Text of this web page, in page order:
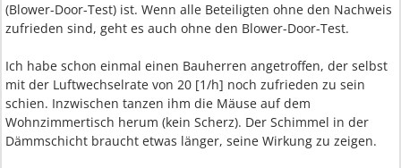
(Blower-Door-Test) ist. Wenn alle Beteiligten ohne den Nachweis
zufrieden sind, geht es auch ohne den Blower-Door-Test.
Ich habe schon einmal einen Bauherren angetroffen, der selbst
mit der Luftwechselrate von 20 [1/h] noch zufrieden zu sein
schien. Inzwischen tanzen ihm die Mäuse auf dem
Wohnzimmertisch herum (kein Scherz). Der Schimmel in der
Dämmschicht braucht etwas länger, seine Wirkung zu zeigen.